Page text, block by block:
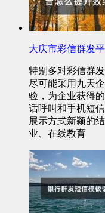
大庆市彩信群发
特别多对彩信群
尽可能采用九天
验，为企业获得
话呼叫和手机短
展示方式新颖的
业、在线教育